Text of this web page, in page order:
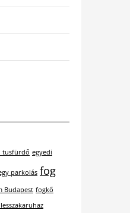
tusfürdő egyedi
parkolás fog
Budapest fogkő